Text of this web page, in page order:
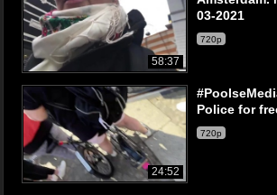
58:37
03-2021
720p
24:52
Police for
720p